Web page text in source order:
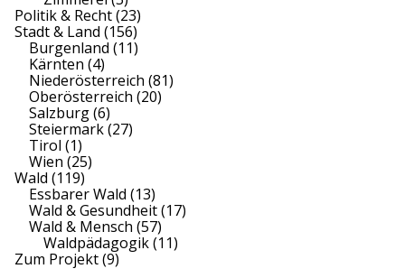
Politik & Recht(23)
Stadt & Land (156)
Burgenland (11)
Kärnten (4)
Niederösterreich (81)
Oberösterreich (20)
Salzburg(6)
Steiermark(27)
Tirol (1)
Wien (25)
Wald (119)
Essbarer Wald (13)
Wald & Gesundheit(17)
Wald & Mensch (57)
Waldpädagogik(11)
Zum Projekt(9)